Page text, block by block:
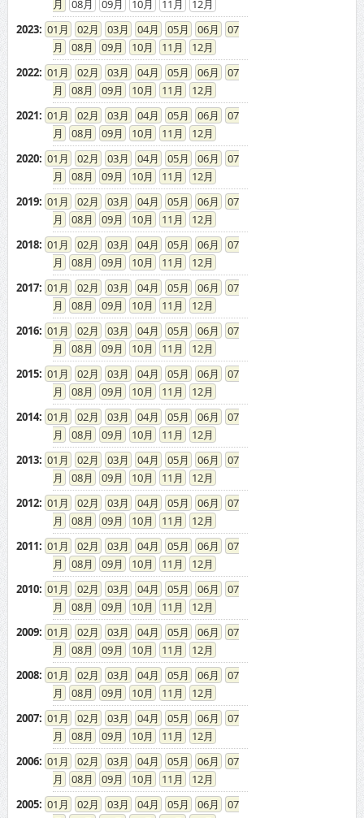
08
09 10 11
12
2021: 01 02 03 04 05 06
07
08
09 10 11
12
2020: 01 02 03 04 05 06
07
08
09 10 11
12
2019: 01 02 03 04 05 06
07
08
09 10 11
12
2018: 01 02 03 04 05 06
07
08
09 10 11
12
2017: 01 02 03 04 05 06
07
08
09 10 11
12
2016: 01 02 03 04 05 06
07
08
09 10 11
12
2015: 01 02 03 04 05 06
07
08
09 10 11
12
2014: 01 02 03 04 05 06
07
08
09 10 11
12
2013: 01 02 03 04 05 06
07
08
09 10 11
12
2012: 01 02 03 04 05 06
07
08
09 10 11
12
2011: 01 02 03 04 05 06
07
08
09 10 11
12
2010: 01 02 03 04 05 06
07
08
09 10 11
12
2009: 01 02 03 04 05 06
07
08
09 10 11
12
2008: 01 02 03 04 05 06
07
08
09 10 11
12
2007: 01 02 03 04 05 06
07
08
09 10 11
12
2006: 01 02 03 04 05 06
07
08
09 10 11
12
2005: 01 02 03 04 05 06
07
08
09 10 11
12
2004: 01 02 03 04 05 06
07
08
09 10 11
12
2003: 01 02 03 04 05 06
07